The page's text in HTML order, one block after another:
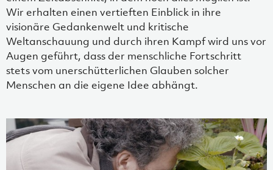
Wir erhalten einen vertieften Einblick in ihre
visionäre Gedankenwelt und kritische
Weltanschauung und durch ihren Kampf wird uns vor
Augen geführt, dass der menschliche Fortschritt
stets vom unerschütterlichen Glauben solcher
Menschen an die eigene Idee abhängt.